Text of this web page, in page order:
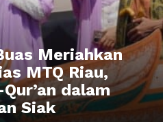
Meriahkan
MTQ Riau,
dalam
Siak